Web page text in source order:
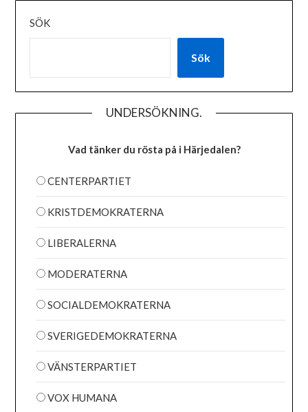
SÖK
Sök
UNDERSÖKNING.
Vad tänker du rösta på i Härjedalen?
CENTERPARTIET
KRISTDEMOKRATERNA
LIBERALERNA
MODERATERNA
SOCIALDEMOKRATERNA
SVERIGEDEMOKRATERNA
VÄNSTERPARTIET
VOX HUMANA